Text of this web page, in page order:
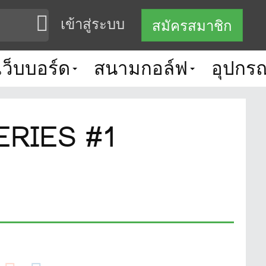
เข้าสู่ระบบ สมัครสมาชิก
ว็บบอร์ด สนามกอล์ฟ อุปก
#1